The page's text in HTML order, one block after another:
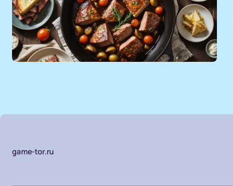
game-tor.ru